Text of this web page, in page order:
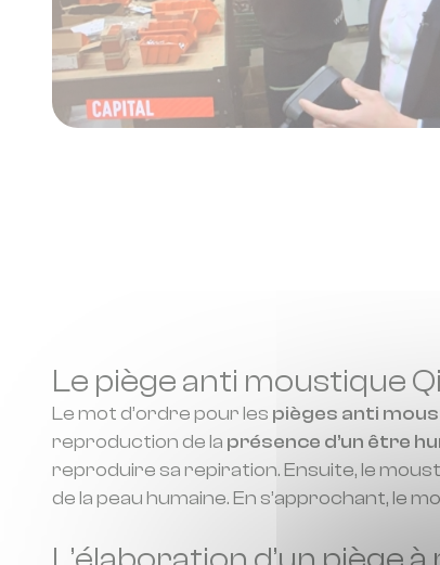
Le piège anti moustique
Le mot d’ordre pour les pièges anti
reproduction de la présence d’un être
reproduire sa repiration. Ensuite, le
de la peau humaine. En s’approchant, le